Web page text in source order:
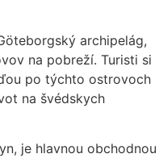
archipelág,
na pobreží. Turisti si
po týchto ostrovoch
na švédskych
je hlavnou obchodnou